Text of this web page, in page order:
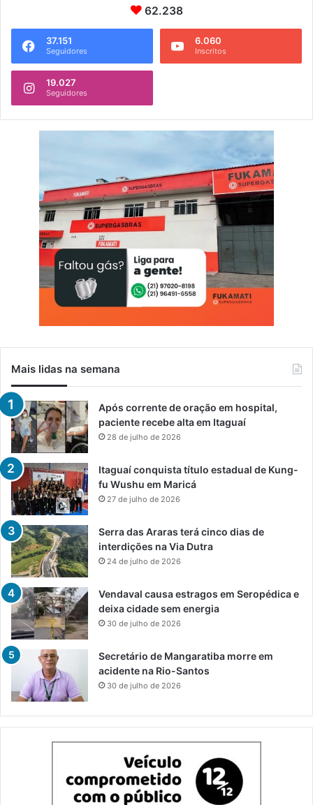
a
62.238
37.151
Seguidores
6.060
Inscritos
19.027
Seguidores
Mais lidas na semana
Após corrente de oração em hospital,
paciente recebe alta em Itaguaí
28 de julho de 2026
Itaguaí conquista título estadual de Kung-
fu Wushu em Maricá
27 de julho de 2026
Serra das Araras terá cinco dias de
interdições na Via Dutra
24 de julho de 2026
Vendaval causa estragos em Seropédica e
deixa cidade sem energia
30 de julho de 2026
Secretário de Mangaratiba morre em
acidente na Rio-Santos
30 de julho de 2026